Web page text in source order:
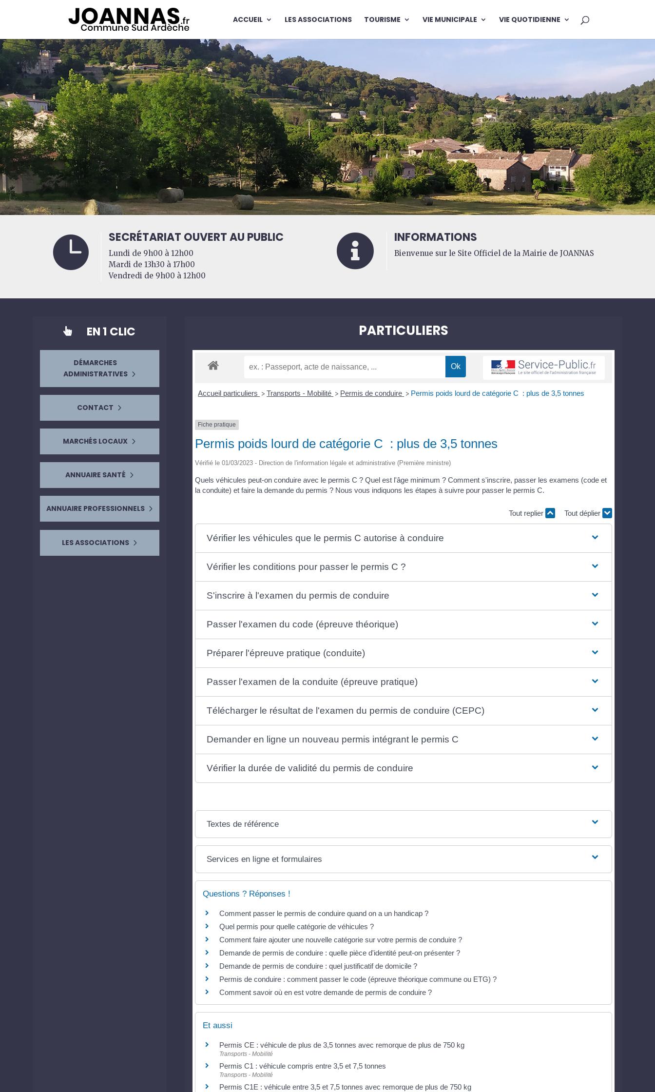
ACCUEIL LES ASSOCIATIONS TOURISME VIE MUNICIPALE VIE QUOTIDIENNE
 SECRÉTARIAT OUVERT AU PUBLIC
Lundi de 9h00 à 12h00
Mardi de 13h30 à 17h00
Vendredi de 9h00 à 12h00
 INFORMATIONS
Bienvenue sur le Site Officiel de la Mairie de JOANNAS
 EN 1 CLIC
DÉMARCHES
ADMINISTRATIVES
CONTACT
MARCHÉS LOCAUX
ANNUAIRE SANTÉ
ANNUAIRE PROFESSIONNELS
LES ASSOCIATIONS
PARTICULIERS
Accueil particuliers > Transports - Mobilité > Permis de conduire > Permis poids lourd de catégorie C : plus de 3,5 tonnes
Fiche pratique
Permis poids lourd de catégorie C : plus de 3,5 tonnes
Vérifié le 01/03/2023 - Direction de l'information légale et administrative (Première ministre)
Quels véhicules peut-on conduire avec le permis C ? Quel est l'âge minimum ? Comment s'inscrire, passer les examens (code et
la conduite) et faire la demande du permis ? Nous vous indiquons les étapes à suivre pour passer le permis C.
Tout replier Tout déplier
Vérifier les véhicules que le permis C autorise à conduire
Vérifier les conditions pour passer le permis C ?
S'inscrire à l'examen du permis de conduire
Passer l'examen du code (épreuve théorique)
Préparer l'épreuve pratique (conduite)
Passer l'examen de la conduite (épreuve pratique)
Télécharger le résultat de l'examen du permis de conduire (CEPC)
Demander en ligne un nouveau permis intégrant le permis C
Vérifier la durée de validité du permis de conduire
Textes de référence
Services en ligne et formulaires
Questions ? Réponses !
Comment passer le permis de conduire quand on a un handicap ?
Quel permis pour quelle catégorie de véhicules ?
Comment faire ajouter une nouvelle catégorie sur votre permis de conduire ?
Demande de permis de conduire : quelle pièce d'identité peut-on présenter ?
Demande de permis de conduire : quel justificatif de domicile ?
Permis de conduire : comment passer le code (épreuve théorique commune ou ETG) ?
Comment savoir où en est votre demande de permis de conduire ?
Et aussi
Permis CE : véhicule de plus de 3,5 tonnes avec remorque de plus de 750 kg
Transports - Mobilité
Permis C1 : véhicule compris entre 3,5 et 7,5 tonnes
Transports - Mobilité
Permis C1E : véhicule entre 3,5 et 7,5 tonnes avec remorque de plus de 750 kg